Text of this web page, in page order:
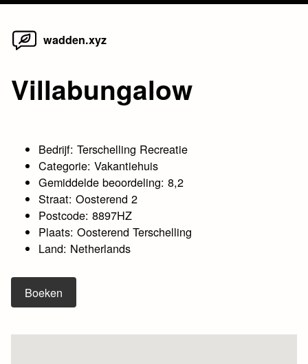
Skip
wadden.xyz
Villabungalow
Bedrijf: Terschelling Recreatie
Categorie: Vakantiehuis
Gemiddelde beoordeling: 8,2
Straat: Oosterend 2
Postcode: 8897HZ
Plaats: Oosterend Terschelling
Land: Netherlands
Boeken